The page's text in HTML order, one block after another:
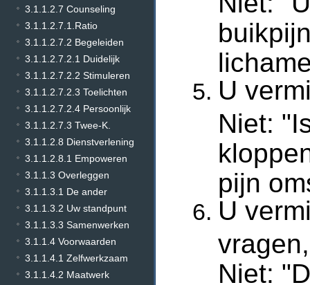
3.1.1.2.7 Counseling
3.1.1.2.7.1.Ratio
3.1.1.2.7.2 Begeleiden
3.1.1.2.7.2.1 Duidelijk
3.1.1.2.7.2.2 Stimuleren
3.1.1.2.7.2.3 Toelichten
3.1.1.2.7.2.4 Persoonlijk
3.1.1.2.7.3 Twee-K.
3.1.1.2.8 Dienstverlening
3.1.1.2.8.1 Empoweren
3.1.1.3 Overleggen
3.1.1.3.1 De ander
3.1.1.3.2 Uw standpunt
3.1.1.3.3 Samenwerken
3.1.1.4 Voorwaarden
3.1.1.4.1 Zelfwerkzaam
3.1.1.4.2 Maatwerk
U
Niet:
pijn
U
Niet: